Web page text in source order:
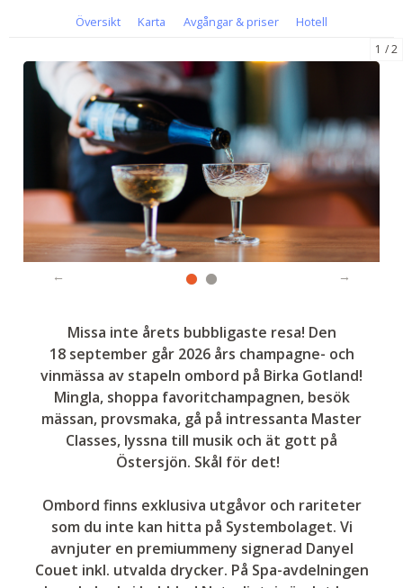
Översikt Karta Avgångar & priser Hotell
1 2
Missa inte årets bubbligaste resa! Den
18 september går 2026 års champagne- och
vinmässa av stapeln ombord på Birka Gotland!
Mingla, shoppa favoritchampagnen, besök
mässan, provsmaka, gå på intressanta Master
Classes, lyssna till musik och ät gott på
Östersjön. Skål för det!
Ombord finns exklusiva utgåvor och rariteter
som du inte kan hitta på Systembolaget. Vi
avnjuter en premiummeny signerad Danyel
Couet inkl. utvalda drycker. På Spa-avdelningen